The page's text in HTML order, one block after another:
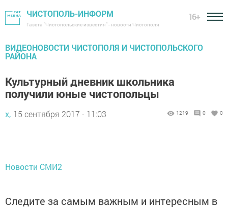
ЧИСТОПОЛЬ-ИНФОРМ
Газета "Чистопольские известия" - новости Чистополя
16+
ВИДЕОНОВОСТИ ЧИСТОПОЛЯ И ЧИСТОПОЛЬСКОГО
РАЙОНА
Культурный дневник школьника
получили юные чистопольцы
х, 15 сентября 2017 - 11:03 1219 0 0
Новости СМИ2
Следите за самым важным и интересным в